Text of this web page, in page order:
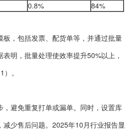
0.8%
84%
，包括发票、配货单等，并通过批量
明，批量处理使效率提升50%以上，
。
，避免重复打单或漏单。同时，设置库
少售后问题。2025年10月行业报告显